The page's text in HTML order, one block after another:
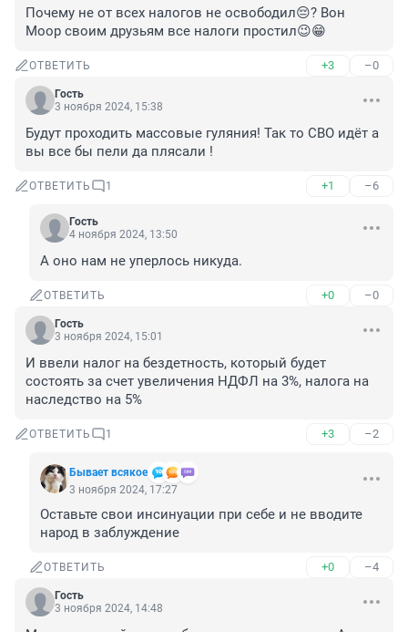
Почему не от всех налогов не освободил😔? Вон
Моор своим друзьям все налоги простил😉😁
ОТВЕТИТЬ +3 –0
Гость
3 ноября 2024, 15:38
Будут проходить массовые гуляния! Так то СВО идёт а
вы все бы пели да плясали !
ОТВЕТИТЬ 1 +1 –6
Гость
4 ноября 2024, 13:50
А оно нам не уперлось никуда.
ОТВЕТИТЬ +0 –0
Гость
3 ноября 2024, 15:01
И ввели налог на бездетность, который будет
состоять за счет увеличения НДФЛ на 3%, налога на
наследство на 5%
ОТВЕТИТЬ 1 +3 –2
Бывает всякое
3 ноября 2024, 17:27
Оставьте свои инсинуации при себе и не вводите
народ в заблуждение
ОТВЕТИТЬ +0 –4
Гость
3 ноября 2024, 14:48